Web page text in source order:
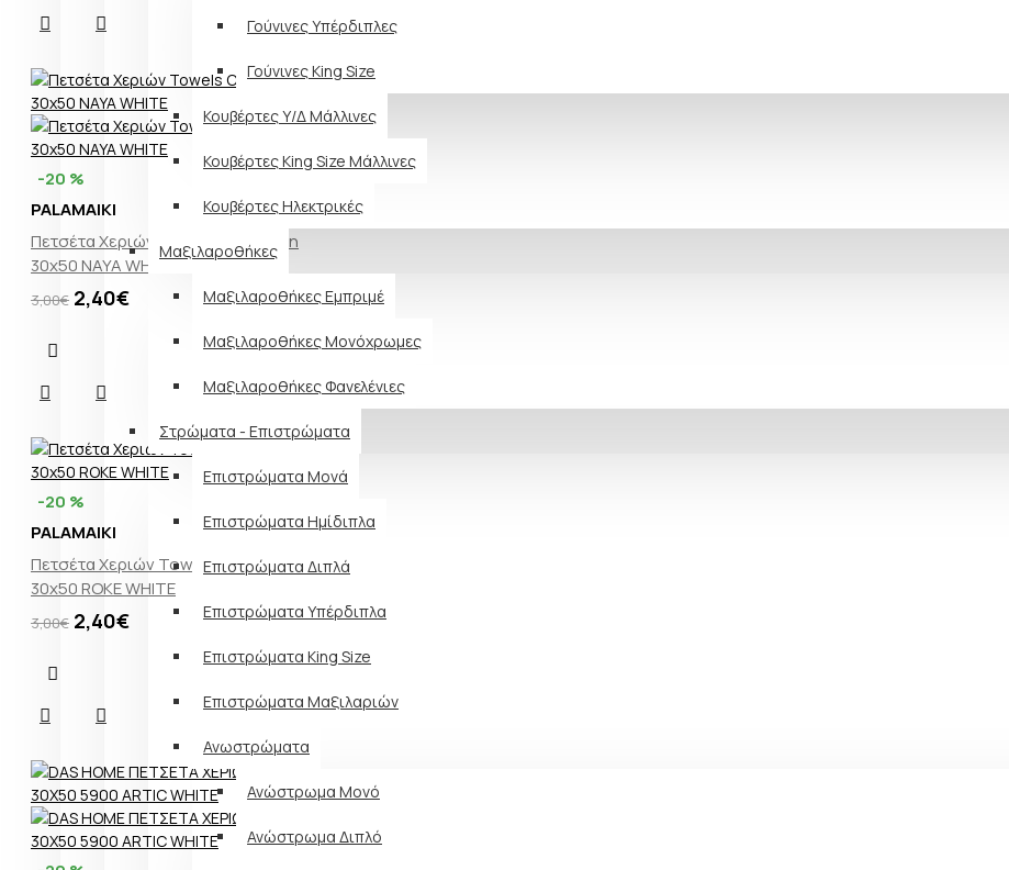
Γούνινες Υπέρδιπλες
Γούνινες King Size
Κουβέρτες Υ/Δ Μάλλινες
Κουβέρτες King Size Μάλλινες
Κουβέρτες Ηλεκτρικές
Μαξιλαροθήκες
Μαξιλαροθήκες Εμπριμέ
Μαξιλαροθήκες Μονόχρωμες
Μαξιλαροθήκες Φανελένιες
Στρώματα - Επιστρώματα
Επιστρώματα Μονά
Επιστρώματα Ημίδιπλα
Επιστρώματα Διπλά
Επιστρώματα Υπέρδιπλα
Επιστρώματα King Size
Επιστρώματα Μαξιλαριών
Ανωστρώματα
Ανώστρωμα Μονό
Ανώστρωμα Διπλό
-20 %
PALAMAIKI
Πετσέτα Χεριών Towels Collection
30x50 NAYA WHITE
3,00€ 2,40€
-20 %
PALAMAIKI
Πετσέτα Χεριών Towels Collection
30x50 ROKE WHITE
3,00€ 2,40€